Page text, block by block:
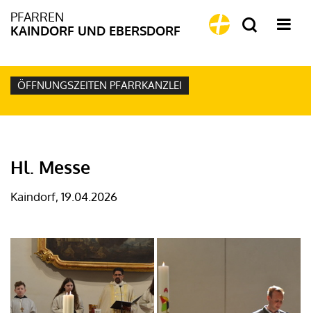
PFARREN
KAINDORF UND EBERSDORF
ÖFFNUNGSZEITEN PFARRKANZLEI
Hl. Messe
Kaindorf, 19.04.2026